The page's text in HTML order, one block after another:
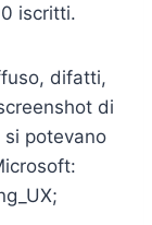
iscritti.
difatti,
di
si potevano